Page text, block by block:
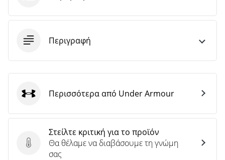
Περιγραφή
Στείλτε κριτική για το προϊόν
Στείλτε κριτική για το προϊόν
Θα θέλαμε να διαβάσουμε τη γνώμη
σας
Under Armour
Περισσότερα από Under Armour